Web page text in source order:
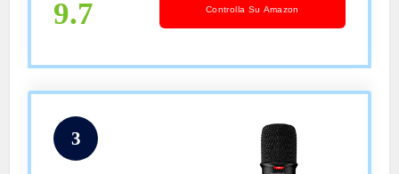
9.7 Controlla Su Amazon
3